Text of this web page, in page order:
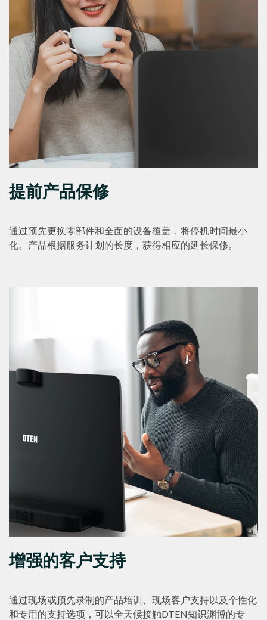
提前产品保修
通过预先更换零部件和全面的设备覆盖，将停机时间最小
化。产品根据服务计划的长度，获得相应的延长保修。
增强的客户支持
通过现场或预先录制的产品培训、现场客户支持以及个性化
和专用的支持选项，可以全天候接触DTEN知识渊博的专